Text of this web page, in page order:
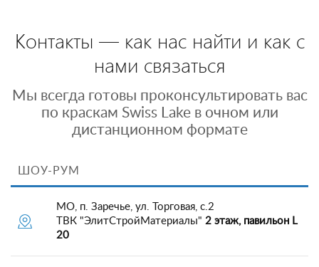
Контакты — как нас найти и как с
нами связаться
Мы всегда готовы проконсультировать вас
по краскам Swiss Lake в очном или
дистанционном формате
ШОУ-РУМ
МО, п. Заречье, ул. Торговая, с.2
ТВК "ЭлитСтройМатериалы" 2 этаж, павильон L
20